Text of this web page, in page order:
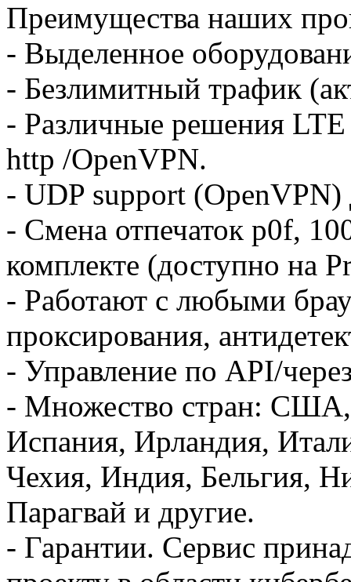
Преимущества наших
- Выделенное
- Безлимитный трафик
- Различные решения
http /OpenVPN.
- UDP support
- Смена отпечаток p0f,
комплекте (доступно на
- Работают с любыми
проксирования,
- Управление по API/
- Множество стран: США,
Испания, Ирландия,
Чехия, Индия, Бельгия,
Парагвай и другие.
- Гарантии. Сервис